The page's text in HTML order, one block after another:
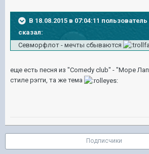
В 18.08.2015 в 07:04:11
сказал:
Севморфлот - мечты сбываются
еще есть песня из "Comedy club" - "Море
стиле рэгги, та же тема
Подписчики